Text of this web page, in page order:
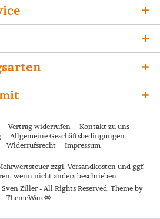
Vertrag widerrufen
Kontakt zu uns
Allgemeine Geschäftsbedingungen
Widerrufsrecht Impressum
zzgl. Versandkosten und ggf.
wenn nicht anders beschrieben
Ziller - All Rights Reserved. Theme by
ThemeWare®